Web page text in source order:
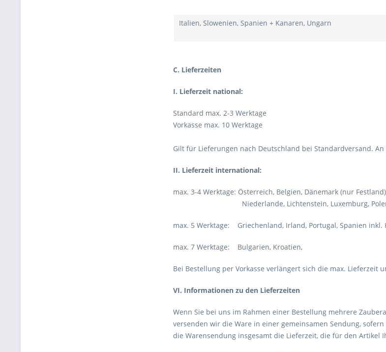
Italien, Slowenien, Spanien + Kanaren, Ungarn
C. Lieferzeiten
I. Lieferzeit national:
Standard max. 2-3 Werktage
Vorkasse max. 10 Werktage
Gilt für Lieferungen nach Deutschland bei Standardversand. An
II. Lieferzeit international:
max. 3-4 Werktage: Österreich, Belgien, Dänemark (nur
Niederlande, Lichtenstein, Luxemburg, Polen,
max. 5 Werktage: Griechenland, Irland, Portugal, Spanien inkl.
max. 7 Werktage: Bulgarien, Kroatien,
Bei Bestellung per Vorkasse verlängert sich die max. Lieferzeit
VI. Informationen zu den Lieferzeiten
Wenn Sie bei uns im Rahmen einer Bestellung mehrere
versenden wir die Ware in einer gemeinsamen Sendung,
die Warensendung insgesamt die Lieferzeit, die für den Artikel